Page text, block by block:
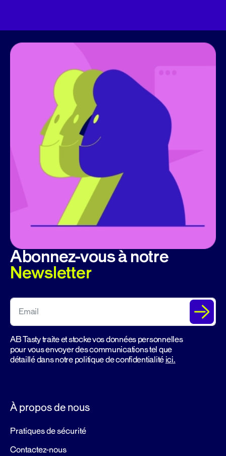
Abonnez-vous à notre
Newsletter
AB Tasty traite et stocke vos données personnelles
pour vous envoyer des communications tel que
détaillé dans notre politique de confidentialitéici.
À propos de nous
Pratiques de sécurité
Contactez-nous